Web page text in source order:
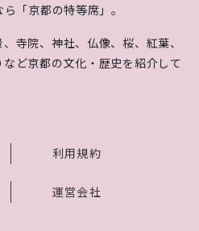
「京都の特等席」。
寺院、神社、仏像、桜、紅葉、
ど京都の文化・歴史を紹介して
利用規約
運営会社